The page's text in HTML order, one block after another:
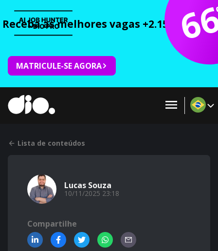
Receba as melhores vagas +2.150 cursos
MATRICULE-SE AGORA
Lista de conteúdos
Lucas Souza
10/11/2025 23:18
Compartilhe